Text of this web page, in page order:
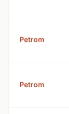
Petrom
Petrom